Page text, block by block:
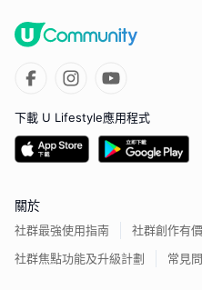
下載 U Lifestyle應用程式
關於
社群最強使用指南
社群創作有
社群焦點功能及升級計劃
常見